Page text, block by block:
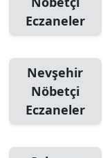
Eczaneler
Nevşehir
Nöbetçi
Eczaneler